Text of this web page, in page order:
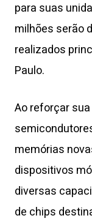
para suas
milhões serão
realizados
Paulo.
Ao reforçar
memórias
dispositivos
diversas
de chips